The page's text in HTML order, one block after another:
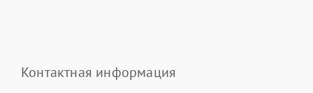
Контактная информация